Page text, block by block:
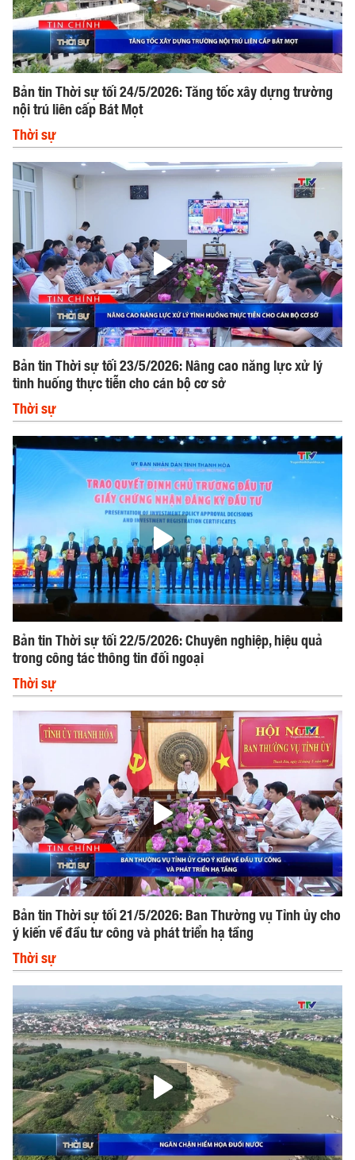
Bản tin Thời sự tối 24/5/2026: Tăng tốc xây dựng trường
nội trú liên cấp Bát Mọt
Thời sự
Bản tin Thời sự tối 23/5/2026: Nâng cao năng lực xử lý
tình huống thực tiễn cho cán bộ cơ sở
Thời sự
Bản tin Thời sự tối 22/5/2026: Chuyên nghiệp, hiệu quả
trong công tác thông tin đối ngoại
Thời sự
Bản tin Thời sự tối 21/5/2026: Ban Thường vụ Tỉnh ủy cho
ý kiến về đầu tư công và phát triển hạ tầng
Thời sự